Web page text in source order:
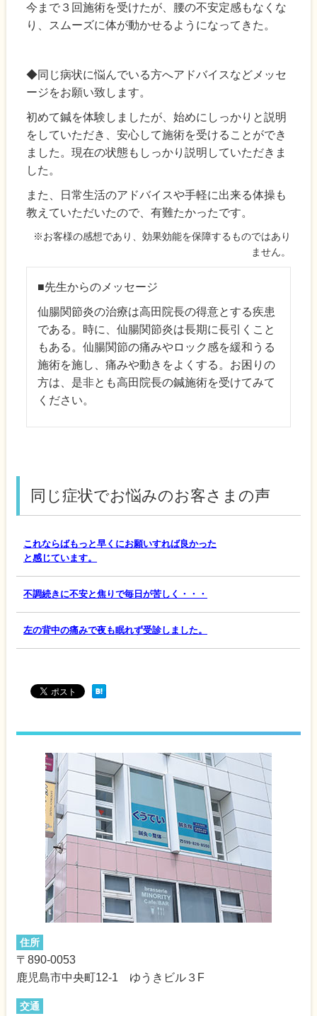
今まで３回施術を受けたが、腰の不安定感もなくな
り、スムーズに体が動かせるようになってきた。
◆同じ病状に悩んでいる方へアドバイスなどメッセ
ージをお願い致します。
初めて鍼を体験しましたが、始めにしっかりと説明
をしていただき、安心して施術を受けることができ
ました。現在の状態もしっかり説明していただきま
した。
また、日常生活のアドバイスや手軽に出来る体操も
教えていただいたので、有難たかったです。
※お客様の感想であり、効果効能を保障するものではあり
ません。
■先生からのメッセージ
仙腸関節炎の治療は高田院長の得意とする疾患
である。時に、仙腸関節炎は長期に長引くこと
もある。仙腸関節の痛みやロック感を緩和うる
施術を施し、痛みや動きをよくする。お困りの
方は、是非とも高田院長の鍼施術を受けてみて
ください。
同じ症状でお悩みのお客さまの声
これならばもっと早くにお願いすれば良かった
と感じています。
不調続きに不安と焦りで毎日が苦しく・・・
左の背中の痛みで夜も眠れず受診しました。
住所
〒890-0053
鹿児島市中央町12-1 ゆうきビル３F
交通